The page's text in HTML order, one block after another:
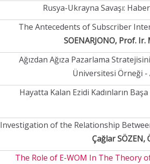
Rusya-Ukrayna Savaşı:
The Antecedents of Subscriber
SOENARJONO, Prof.
Ağızdan Ağıza Pazarlama
Üniversitesi Örneği -
Hayatta Kalan Ezidi Kadınların
Investigation of the Relationship
Çağlar SÖZEN,
The Role of E-WOM In The Theory